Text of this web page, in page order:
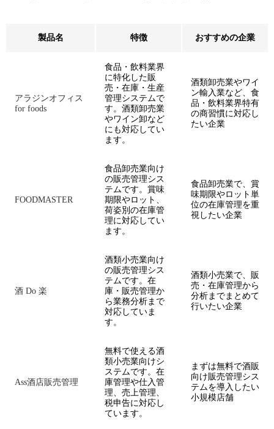
製品名 特徴 おすすめの企業
アラジンオフィス
for foods
食品・飲料業界
に特化した販
売・在庫・生産
管理システムで
す。酒類卸売業
やワイン卸など
にも対応してい
ます。
酒類卸売業やワイ
ン輸入業など、食
品・飲料業界特有
の商習慣に対応し
たい企業
FOODMASTER
食品卸売業向け
の販売管理シス
テムです。賞味
期限やロット、
荷姿別の在庫管
理に対応してい
ます。
食品卸売業で、賞
味期限やロット単
位の在庫管理を重
視したい企業
酒 Do 楽
酒類小売業向け
の販売管理シス
テムです。在
庫・販売管理か
ら業務分析まで
対応していま
す。
酒類小売業で、販
売・在庫管理から
分析までまとめて
行いたい企業
Ass酒店販売管理
無料で使える酒
類小売業向けシ
ステムです。在
庫管理や仕入管
理、売上管理、
税申告に対応し
ています。
まずは無料で酒販
向け販売管理シス
テムを導入したい
小規模店舗